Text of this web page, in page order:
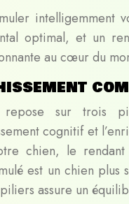
optimal, et un
au cœur du
repose sur trois
cognitif et
chien, le
est un chien
assure un